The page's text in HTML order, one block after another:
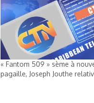
« Fantom 509 » sème à
pagaille, Joseph Jouthe